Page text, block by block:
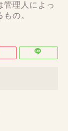
管理人によっ
の。